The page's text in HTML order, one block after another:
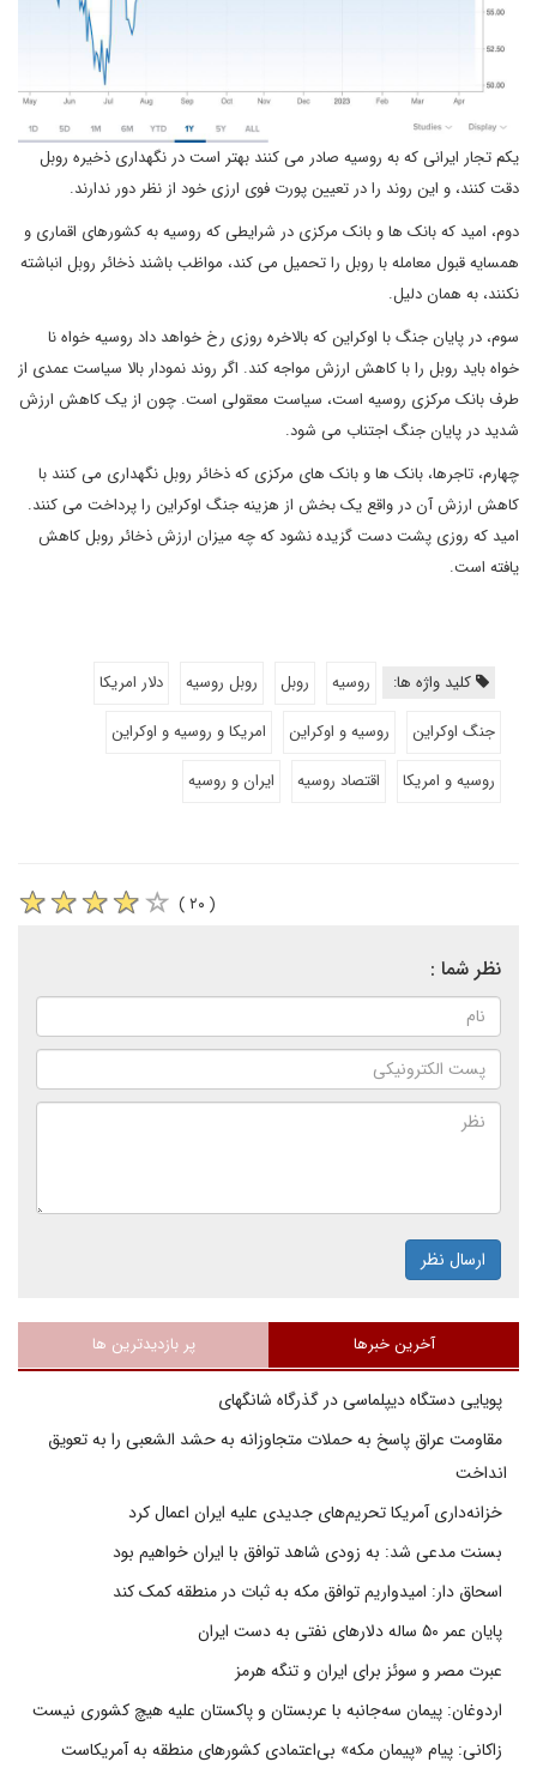
یکم تجار ایرانی که به روسیه صادر می کنند بهتر است در نگهداری ذخیره روبل
دقت کنند، و این روند را در تعیین پورت فوی ارزی خود از نظر دور ندارند.
دوم، امید که بانک ها و بانک مرکزی در شرایطی که روسیه به کشورهای اقماری و
همسایه قبول معامله با روبل را تحمیل می کند، مواظب باشند ذخائر روبل انباشته
نکنند، به همان دلیل.
سوم، در پایان جنگ با اوکراین که بالاخره روزی رخ خواهد داد روسیه خواه نا
خواه باید روبل را با کاهش ارزش مواجه کند. اگر روند نمودار بالا سیاست عمدی از
طرف بانک مرکزی روسیه است، سیاست معقولی است. چون از یک کاهش ارزش
شدید در پایان جنگ اجتناب می شود.
چهارم، تاجرها، بانک ها و بانک های مرکزی که ذخائر روبل نگهداری می کنند با
کاهش ارزش آن در واقع یک بخش از هزینه جنگ اوکراین را پرداخت می کنند.
امید که روزی پشت دست گزیده نشود که چه میزان ارزش ذخائر روبل کاهش
یافته است.
کلید واژه ها: روسیه روبل روبل روسیه
دلار امریکا
جنگ اوکراین
روسیه و اوکراین
امریکا و روسیه و اوکراین
روسیه و امریکا
اقتصاد روسیه ایران و روسیه
( ۲۰ )
نظر شما :
ارسال نظر
آخرین خبرها پر بازدیدترین ها
پویایی دستگاه دیپلماسی در گذرگاه شانگهای
مقاومت عراق پاسخ به حملات متجاوزانه به حشد الشعبی را به تعویق
انداخت
خزانه‌داری آمریکا تحریم‌های جدیدی علیه ایران اعمال کرد
بسنت مدعی شد: به زودی شاهد توافق با ایران خواهیم بود
اسحاق دار: امیدواریم توافق مکه به ثبات در منطقه کمک کند
پایان عمر ۵۰ ساله دلارهای نفتی به دست ایران
عبرت مصر و سوئز برای ایران و تنگه هرمز
اردوغان: پیمان سه‌جانبه با عربستان و پاکستان علیه هیچ کشوری نیست
زاکانی: پیام «پیمان مکه» بی‌اعتمادی کشورهای منطقه به آمریکاست